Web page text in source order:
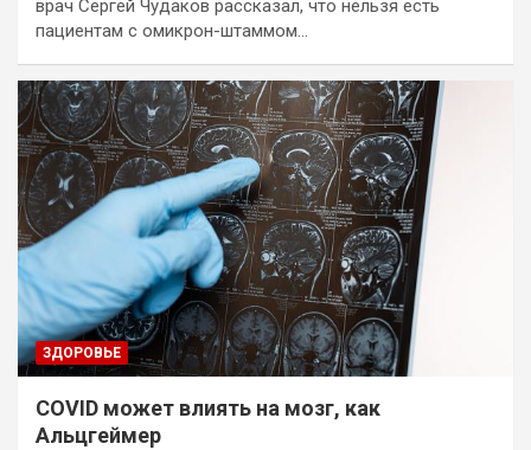
врач Сергей Чудаков рассказал, что нельзя есть
пациентам с омикрон-штаммом…
ЗДОРОВЬЕ
COVID может влиять на мозг, как
Альцгеймер